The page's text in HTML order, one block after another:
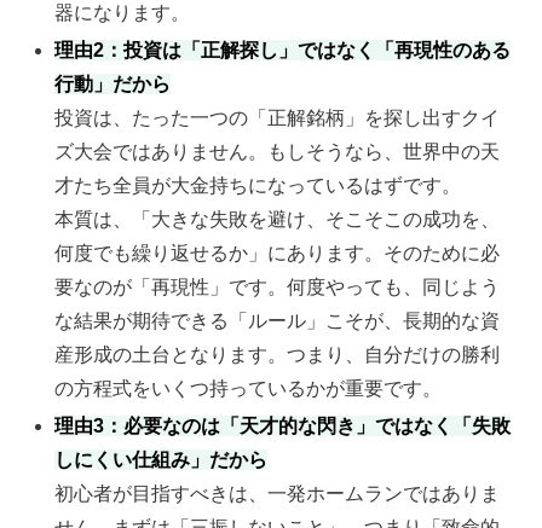
器になります。
理由2：投資は「正解探し」ではなく「再現性のある
行動」だから
投資は、たった一つの「正解銘柄」を探し出すクイ
ズ大会ではありません。もしそうなら、世界中の天
才たち全員が大金持ちになっているはずです。
本質は、「大きな失敗を避け、そこそこの成功を、
何度でも繰り返せるか」にあります。そのために必
要なのが「再現性」です。何度やっても、同じよう
な結果が期待できる「ルール」こそが、長期的な資
産形成の土台となります。つまり、自分だけの勝利
の方程式をいくつ持っているかが重要です。
理由3：必要なのは「天才的な閃き」ではなく「失敗
しにくい仕組み」だから
初心者が目指すべきは、一発ホームランではありま